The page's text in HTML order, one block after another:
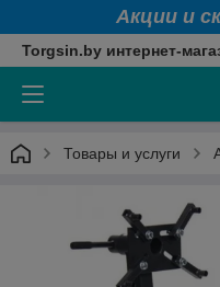
Акции и
Torgsin.by интернет-
Товары и услуги